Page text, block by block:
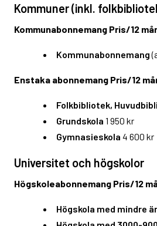
Kommuner(inkl.
Kommunabonnemang Pris/12
Kommunabonnemang
Enstaka abonnemang Pris/12
Folkbibliotek,
Grundskola 1 950 kr
Gymnasieskola 4 600 kr
Universitet och högskolor
Högskoleabonnemang Pris/12
Högskola med mindre